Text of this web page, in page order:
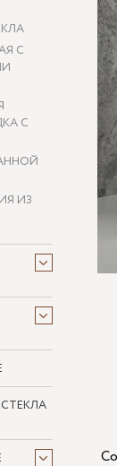
С
С
ИЗ